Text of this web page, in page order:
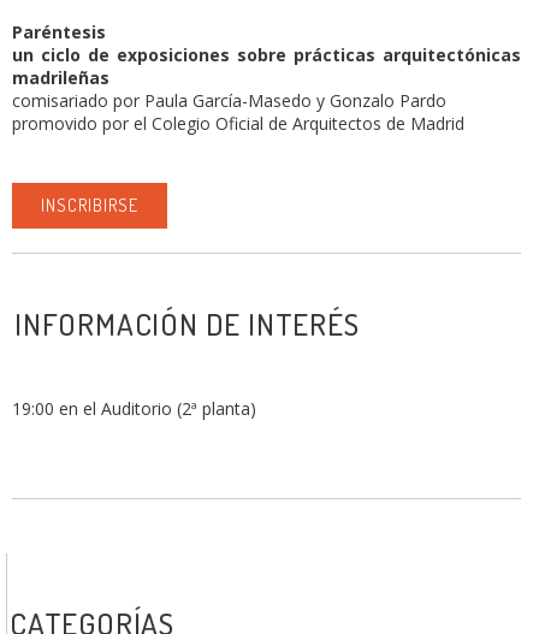
Paréntesis
un ciclo de exposiciones sobre prácticas arquitectónicas
madrileñas
comisariado por Paula García-Masedo y Gonzalo Pardo
promovido por el Colegio Oficial de Arquitectos de Madrid
INSCRIBIRSE
INFORMACIÓN DE INTERÉS
19:00 en el Auditorio (2ª planta)
CATEGORÍAS